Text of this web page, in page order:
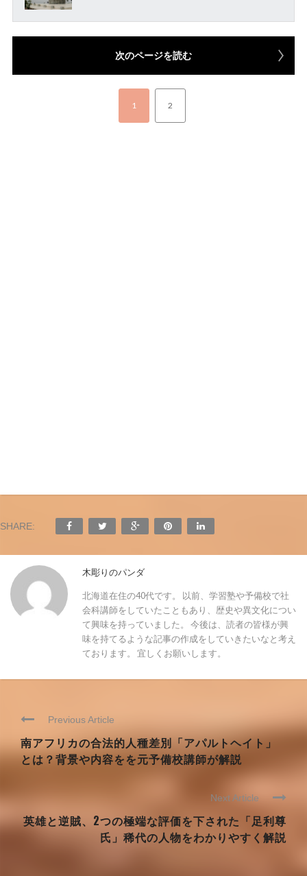
次のページを読む
1 2
SHARE:
木彫りのパンダ
北海道在住の40代です。 以前、学習塾や予備校で社
会科講師をしていたこともあり、歴史や異文化につい
て興味を持っていました。 今後は、読者の皆様が興
味を持てるような記事の作成をしていきたいなと考え
ております。 宜しくお願いします。
Previous Article
南アフリカの合法的人種差別「アパルトヘイト」
とは？背景や内容をを元予備校講師が解説
Next Article
英雄と逆賊、2つの極端な評価を下された「足利尊
氏」稀代の人物をわかりやすく解説